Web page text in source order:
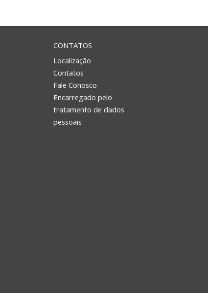
CONTATOS
Localização
Contatos
Fale Conosco
Encarregado pelo
tratamento de dados
pessoais